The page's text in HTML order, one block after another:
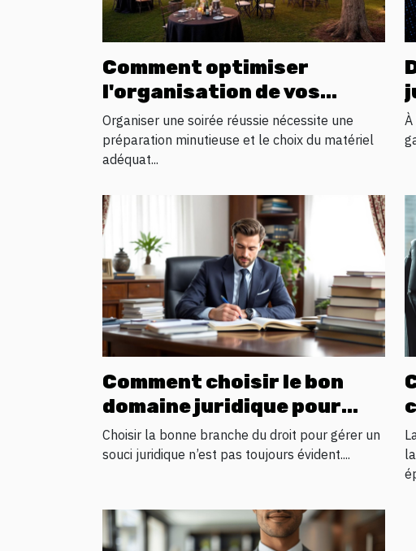
Comment optimiser
l'organisation de vos
soirées avec la location de
matériel ?
Organiser une soirée réussie nécessite une
préparation minutieuse et le choix du matériel
adéquat...
À
Comment choisir le bon
domaine juridique pour
votre problème
Choisir la bonne branche du droit pour gérer un
souci juridique n’est pas toujours évident....